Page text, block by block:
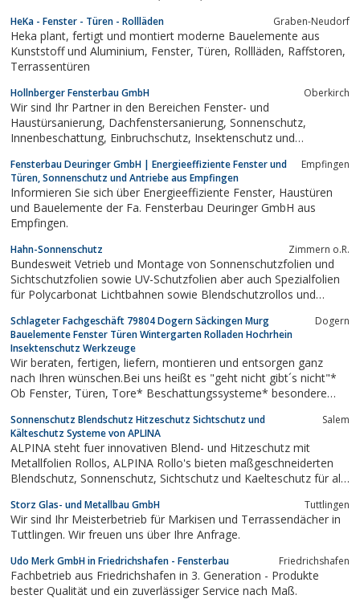
HeKa - Fenster - Türen - Rollläden Graben-Neudorf
Heka plant, fertigt und montiert moderne Bauelemente aus
Kunststoff und Aluminium, Fenster, Türen, Rollläden, Raffstoren,
Terrassentüren
Hollnberger Fensterbau GmbH Oberkirch
Wir sind Ihr Partner in den Bereichen Fenster- und
Haustürsanierung, Dachfenstersanierung, Sonnenschutz,
Innenbeschattung, Einbruchschutz, Insektenschutz und
Fensterbau Deuringer GmbH | Energieeffiziente Fenster und
Türen, Sonnenschutz und Antriebe aus Empfingen
Empfingen
Informieren Sie sich über Energieeffiziente Fenster, Haustüren
und Bauelemente der Fa. Fensterbau Deuringer GmbH aus
Empfingen.
Hahn-Sonnenschutz Zimmern o.R.
Bundesweit Vetrieb und Montage von Sonnenschutzfolien und
Sichtschutzfolien sowie UV-Schutzfolien aber auch Spezialfolien
für Polycarbonat Lichtbahnen sowie Blendschutzrollos und
Shop finden Sie eine große Auswahl entsprechender Folien mit
bis zu 10 Jahren Garantie vor. So...
Schlageter Fachgeschäft 79804 Dogern Säckingen Murg
Bauelemente Fenster Türen Wintergarten Rolladen Hochrhein
Insektenschutz Werkzeuge
Dogern
Wir beraten, fertigen, liefern, montieren und entsorgen ganz
nach Ihren wünschen.Bei uns heißt es "geht nicht gibt´s nicht"*
Ob Fenster, Türen, Tore* Beschattungssysteme* besondere
sprechen Sie uns einfach an.
Sonnenschutz Blendschutz Hitzeschutz Sichtschutz und
Kälteschutz Systeme von APLINA
Salem
ALPINA steht fuer innovativen Blend- und Hitzeschutz mit
Metallfolien Rollos, ALPINA Rollo's bieten maßgeschneiderten
Blendschutz, Sonnenschutz, Sichtschutz und Kaelteschutz für alle
Storz Glas- und Metallbau GmbH Tuttlingen
Wir sind Ihr Meisterbetrieb für Markisen und Terrassendächer in
Tuttlingen. Wir freuen uns über Ihre Anfrage.
Udo Merk GmbH in Friedrichshafen - Fensterbau Friedrichshafen
Fachbetrieb aus Friedrichshafen in 3. Generation - Produkte
bester Qualität und ein zuverlässiger Service nach Maß.